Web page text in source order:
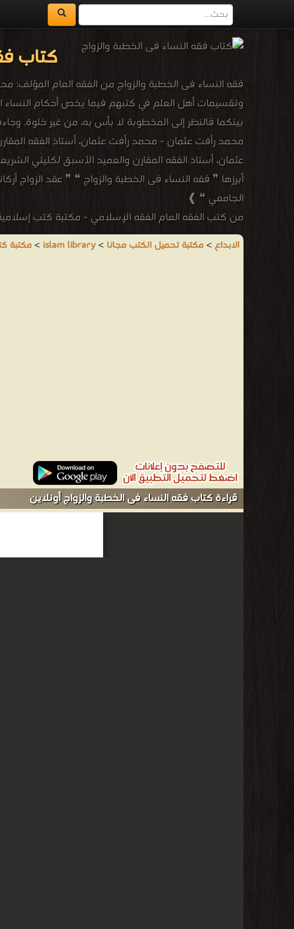
كتاب
فقه النساء فى الخطبة والزواج من الفقه العام
وتقسيمات أهل العلم في كتبهم فيما يخص أحكام النساء
بينكما فالنظر إلى المخطوبة لا بأس به، من غير خلوة. وجاءه
أبرزها ❞ فقه النساء فى الخطبة والزواج ❝ ❞ عقد الزواج
الجامعي ❝ ❱
من كتب الفقه العام الفقه الإسلامي - مكتبة كتب
الابداع>مكتبة تحميل الكتب مجانا >
islam library
>مكتبة
قراءة كتاب فقه النساء فى الخطبة والزواج أونلاين